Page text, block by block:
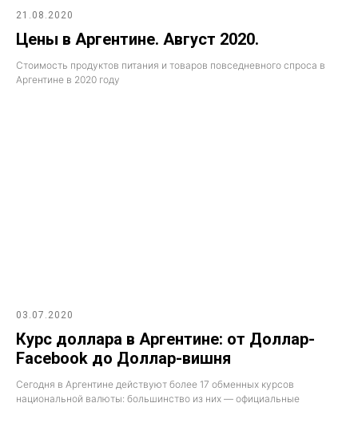
21.08.2020
Цены в Аргентине. Август 2020.
Стоимость продуктов питания и товаров повседневного спроса в
Аргентине в 2020 году
03.07.2020
Курс доллара в Аргентине: от Доллар-
Facebook до Доллар-вишня
Сегодня в Аргентине действуют более 17 обменных курсов
национальной валюты: большинство из них — официальные